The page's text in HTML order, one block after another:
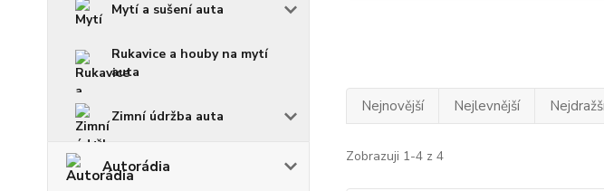
Mytí a sušení auta
Rukavice a houby na mytí
auta
Zimní údržba auta
Autorádia
Nejnovější Nejlevnější
Zobrazuji 1-4 z 4